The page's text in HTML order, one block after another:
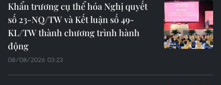
Khẩn trương cụ thể hóa Nghị quyết
số 23-NQ/TW và Kết luận số 49-
KL/TW thành chương trình hành
động
08/08/2026 03:23